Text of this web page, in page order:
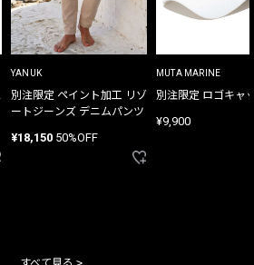
YANUK
別注限定 ペイント加工 リゾ
ートジーンズ デニムパンツ
¥18,150 50%OFF
MUTA MARINE
別注限定 ロゴキャ
¥9,900